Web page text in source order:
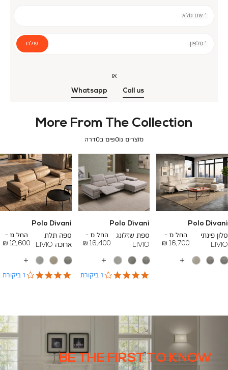
* שם מלא
* טלפון שלח
או
Call us
Whatsapp
More From The Collection
מוצרים נוספים בסדרה
Polo Divani
סלון פינתי
LIVIO
החל מ -
16,700 ₪
27,400 ₪
עוד
Polo Divani
ספת שזלונג
LIVIO
החל מ -
16,400 ₪
To
24,700 ₪
עוד
צבעים
4.0
1 ביקורת
Polo Divani
ספה תלת
ארוכה LIVIO
החל מ -
12,600 ₪
To
16,400 ₪
עוד
צבעים
4.01 ביקורת
BE THE FIRST TO KNOW